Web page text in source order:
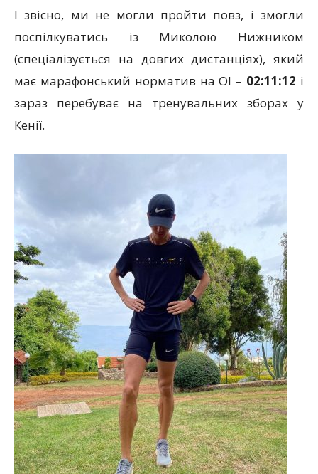
І звісно, ми не могли пройти повз, і змогли
поспілкуватись із Миколою Нижником
(спеціалізується на довгих дистанціях), який
має марафонський норматив на ОІ – 02:11:12 і
зараз перебуває на тренувальних зборах у
Кенії.